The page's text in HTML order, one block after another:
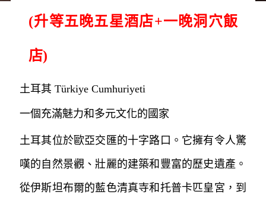
(升等五晚五星酒店+一晚洞穴飯
店)
土耳其 Türkiye Cumhuriyeti
一個充滿魅力和多元文化的國家
土耳其位於歐亞交匯的十字路口。它擁有令人驚
嘆的自然景觀、壯麗的建築和豐富的歷史遺產。
從伊斯坦布爾的藍色清真寺和托普卡匹皇宮，到